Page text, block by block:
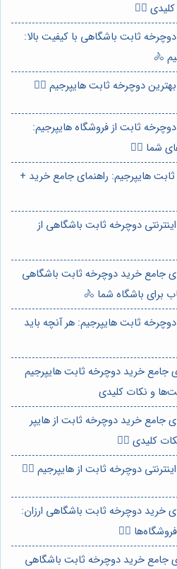
🚴‍♀️
ثابت باشگاهی با کیفیت بالا:
🚴
دوچرخه ثابت هایپرجیم 🚴‍♀️
ثابت از فروشگاه هایپرجیم:
شما 🚴‍♀️
هایپرجیم: راهنمای جامع خرید +
دوچرخه ثابت باشگاهی از
جامع خرید دوچرخه ثابت باشگاهی
برای باشگاه شما 🚴
ثابت هایپرجیم: هر آنچه باید
جامع خرید دوچرخه ثابت هایپرجیم
و نکات کلیدی
جامع خرید دوچرخه ثابت از هایپر
کلیدی 🚴‍♀️
دوچرخه ثابت از هایپرجیم 🚴‍♀️
خرید دوچرخه ثابت باشگاهی ارزان:
🚴‍♀️
جامع خرید دوچرخه ثابت باشگاهی